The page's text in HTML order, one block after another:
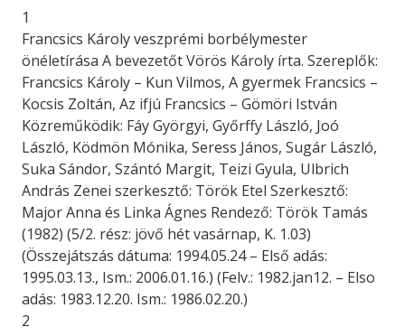
1
Francsics Károly veszprémi borbélymester
önéletírása A bevezetőt Vörös Károly írta. Szereplők:
Francsics Károly – Kun Vilmos, A gyermek Francsics –
Kocsis Zoltán, Az ifjú Francsics – Gömöri István
Közreműködik: Fáy Györgyi, Győrffy László, Joó
László, Ködmön Mónika, Seress János, Sugár László,
Suka Sándor, Szántó Margit, Teizi Gyula, Ulbrich
András Zenei szerkesztő: Török Etel Szerkesztő:
Major Anna és Linka Ágnes Rendező: Török Tamás
(1982) (5/2. rész: jövő hét vasárnap, K. 1.03)
(Összejátszás dátuma: 1994.05.24 – Első adás:
1995.03.13., Ism.: 2006.01.16.) (Felv.: 1982.jan12. – Elso
adás: 1983.12.20. Ism.: 1986.02.20.)
2